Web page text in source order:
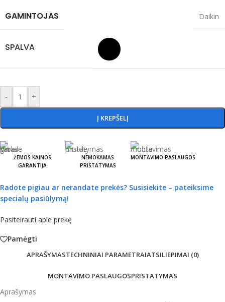
GAMINTOJAS Daikin
SPALVA
- +
Į KREPŠELĮ
ŽEMOS KAINOS
GARANTIJA
NEMOKAMAS
PRISTATYMAS
MONTAVIMO PASLAUGOS
Radote pigiau ar nerandate prekės? Susisiekite – pateiksime
specialų pasiūlymą!
Pasiteirauti apie prekę
Pamėgti
APRAŠYMASTECHNINIAI PARAMETRAIATSILIEPIMAI (0)
MONTAVIMO PASLAUGOSPRISTATYMAS
Aprašymas